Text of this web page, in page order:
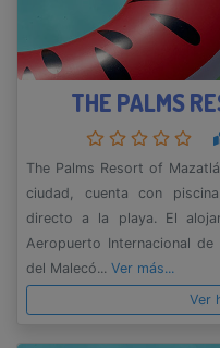
THE PALMS
The Palms Resort of
ciudad, cuenta con
directo a la playa. El
Aeropuerto Internacional
del Malecó... Ver más...
Ver